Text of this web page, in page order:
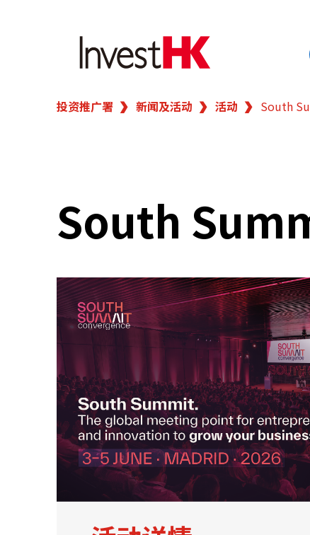
繁 简
新闻及活动
在港开业
关于我们
联系我们
投资推广署 新闻及活动 活动 South
South